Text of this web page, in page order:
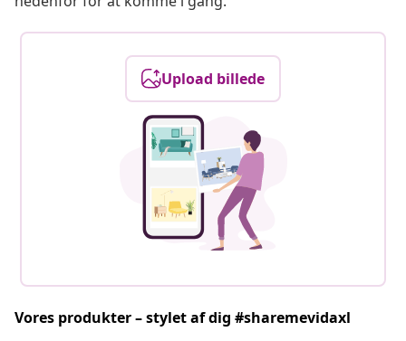
Upload billede
Vores produkter – stylet af dig #sharemevidaxl